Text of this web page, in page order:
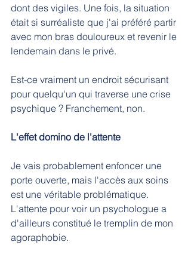
dont des vigiles. Une fois, la situation
était si surréaliste que j'ai préféré partir
avec mon bras douloureux et revenir le
lendemain dans le privé.
Est-ce vraiment un endroit sécurisant
pour quelqu'un qui traverse une crise
psychique ? Franchement, non.
L'effet domino de l'attente
Je vais probablement enfoncer une
porte ouverte, mais l'accès aux soins
est une véritable problématique.
L'attente pour voir un psychologue a
d'ailleurs constitué le tremplin de mon
agoraphobie.